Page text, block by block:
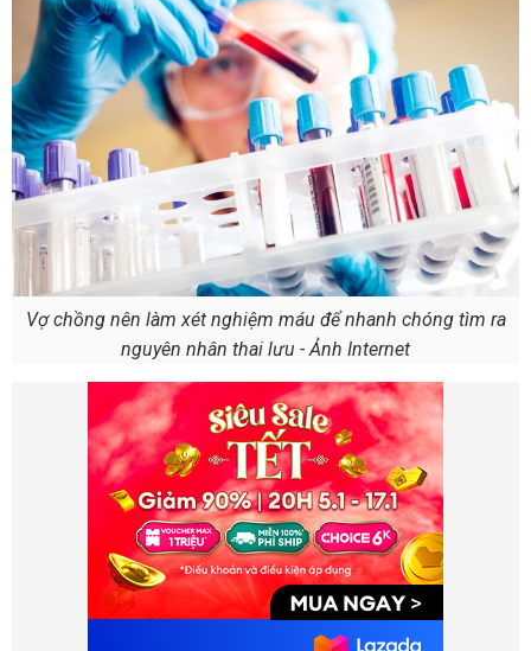
Vợ chồng nên làm xét nghiệm máu để nhanh chóng tìm ra
nguyên nhân thai lưu - Ảnh Internet